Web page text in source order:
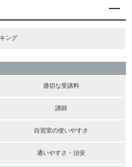
ング
適切な受講料
講師
自習室の使いやすさ
通いやすさ・治安